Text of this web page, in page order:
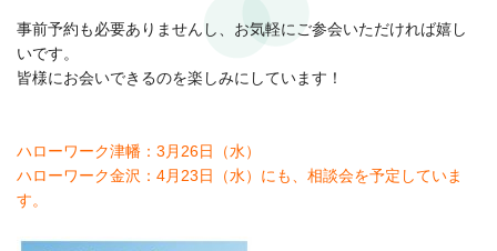
事前予約も必要ありませんし、お気軽にご参会いただければ嬉し
いです。
皆様にお会いできるのを楽しみにしています！
ハローワーク津幡：3月26日（水）
ハローワーク金沢：4月23日（水）にも、相談会を予定していま
す。